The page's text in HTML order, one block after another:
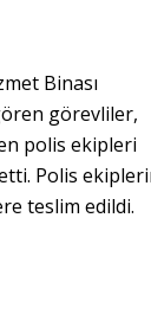
Binası
görevliler,
polis ekipleri
Polis
teslim edildi.